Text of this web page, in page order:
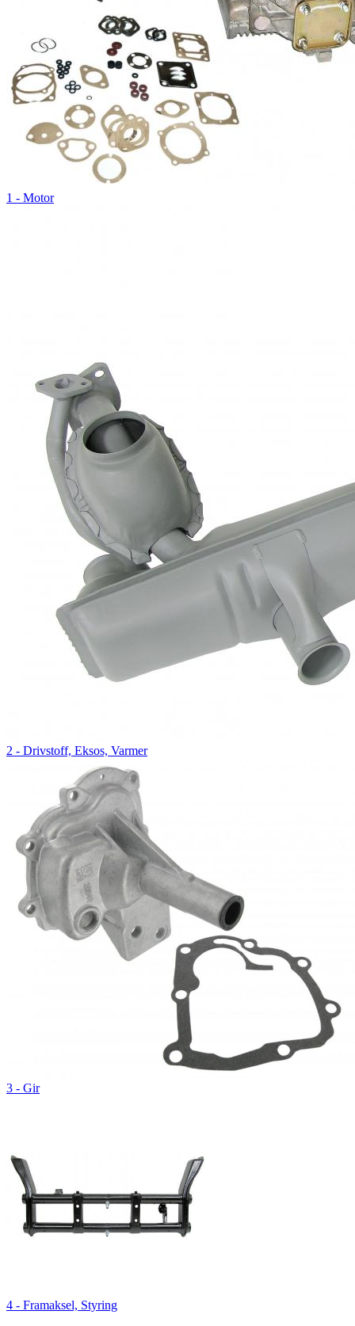
1 - Motor
2 - Drivstoff, Eksos, Varmer
3 - Gir
4 - Framaksel, Styring